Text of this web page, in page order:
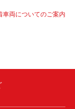
車両についてのご案内